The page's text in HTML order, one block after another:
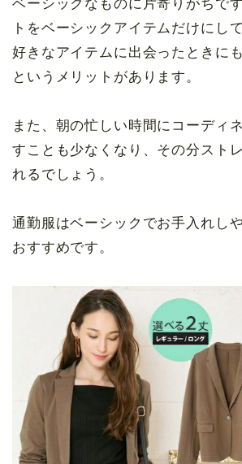
ベーシックなものに片寄りがちで
トをベーシックアイテムだけにし
好きなアイテムに出会ったときに
というメリットがあります。
また、朝の忙しい時間にコーディ
すことも少なくなり、その分スト
れるでしょう。
通勤服はベーシックでお手入れし
おすすめです。